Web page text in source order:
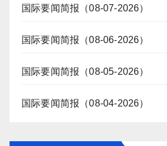
国际要闻简报（08-07-2026）
国际要闻简报（08-06-2026）
国际要闻简报（08-05-2026）
国际要闻简报（08-04-2026）